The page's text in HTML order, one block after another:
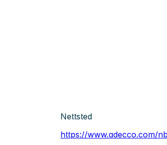
Nettsted
https://www.adecco.com/